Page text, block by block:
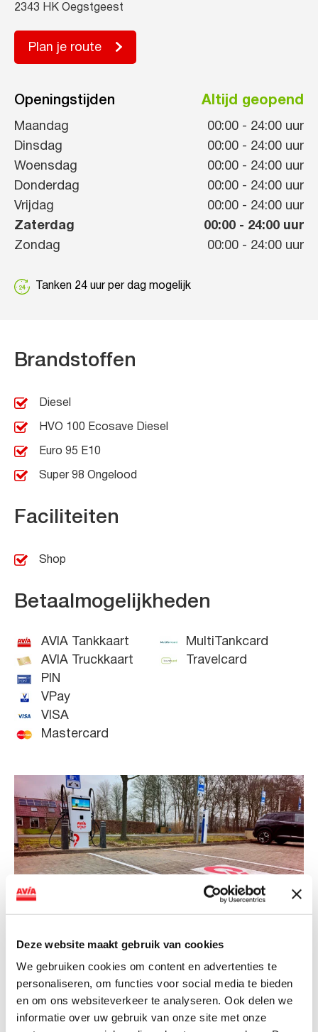
Deze website maakt gebruik van cookies
We gebruiken cookies om content en advertenties te
personaliseren, om functies voor social media te bieden
en om ons websiteverkeer te analyseren. Ook delen we
informatie over uw gebruik van onze site met onze
2343 HK Oegstgeest
Plan je route
Openingstijden Altijd geopend
Maandag 00:00 - 24:00 uur
Dinsdag
00:00 - 24:00 uur
Woensdag
00:00 - 24:00 uur
Donderdag
00:00 - 24:00 uur
Vrijdag
00:00 - 24:00 uur
Zaterdag
00:00 - 24:00 uur
Zondag
00:00 - 24:00 uur
Tanken 24 uur per dag mogelijk
Brandstoffen
Diesel
HVO 100 Ecosave Diesel
Euro 95 E10
Super 98 Ongelood
Faciliteiten
Shop
Betaalmogelijkheden
AVIA Tankkaart
AVIA Truckkaart
PIN
VPay
VISA
Mastercard
MultiTankcard
Travelcard
AVIA VOLT en Fletcher Hotels starten
landelijke uitrol van DC-
snellaadinfrastructuur